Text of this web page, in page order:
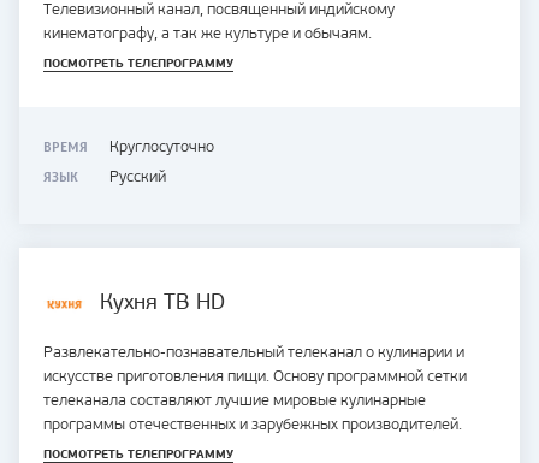
Телевизионный канал, посвященный индийскому
кинематографу, а так же культуре и обычаям.
ПОСМОТРЕТЬ ТЕЛЕПРОГРАММУ
ВРЕМЯ Круглосуточно
ЯЗЫК Русский
Кухня ТВ HD
Развлекательно-познавательный телеканал о кулинарии и
искусстве приготовления пищи. Основу программной сетки
телеканала составляют лучшие мировые кулинарные
программы отечественных и зарубежных производителей.
ПОСМОТРЕТЬ ТЕЛЕПРОГРАММУ